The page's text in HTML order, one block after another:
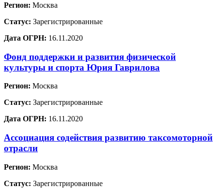
Регион: Москва
Статус: Зарегистрированные
Дата ОГРН: 16.11.2020
Фонд поддержки и развития физической
культуры и спорта Юрия Гаврилова
Регион: Москва
Статус: Зарегистрированные
Дата ОГРН: 16.11.2020
Ассоциация содействия развитию таксомоторной
отрасли
Регион: Москва
Статус: Зарегистрированные